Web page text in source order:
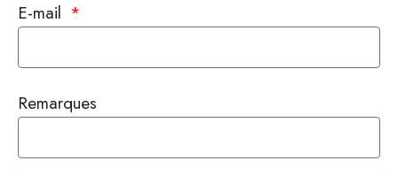
E-mail
Remarques